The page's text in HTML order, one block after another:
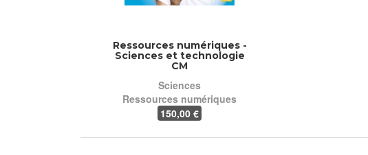
Ressources numériques -
Sciences et technologie
CM
Sciences
Ressources numériques
150,00 €